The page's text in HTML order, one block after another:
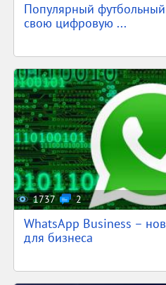
Популярный футбольный
свою цифровую ...
1737 2
WhatsApp Business –
для бизнеса